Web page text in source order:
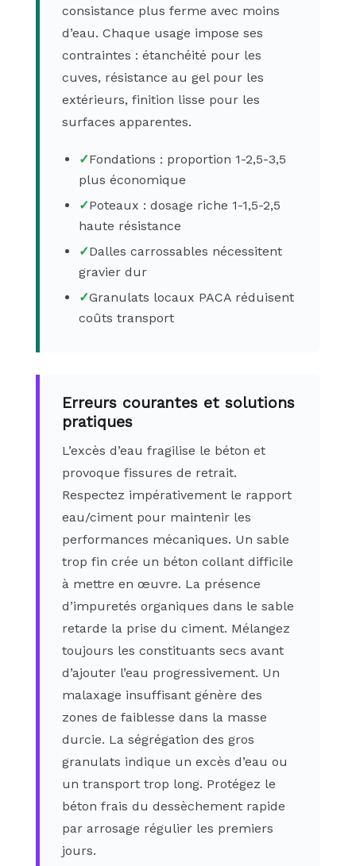
consistance plus ferme avec moins
d’eau. Chaque usage impose ses
contraintes : étanchéité pour les
cuves, résistance au gel pour les
extérieurs, finition lisse pour les
surfaces apparentes.
✓Fondations : proportion 1-2,5-3,5
plus économique
✓Poteaux : dosage riche 1-1,5-2,5
haute résistance
✓Dalles carrossables nécessitent
gravier dur
✓Granulats locaux PACA réduisent
coûts transport
Erreurs courantes et solutions
pratiques
L’excès d’eau fragilise le béton et
provoque fissures de retrait.
Respectez impérativement le rapport
eau/ciment pour maintenir les
performances mécaniques. Un sable
trop fin crée un béton collant difficile
à mettre en œuvre. La présence
d’impuretés organiques dans le sable
retarde la prise du ciment. Mélangez
toujours les constituants secs avant
d’ajouter l’eau progressivement. Un
malaxage insuffisant génère des
zones de faiblesse dans la masse
durcie. La ségrégation des gros
granulats indique un excès d’eau ou
un transport trop long. Protégez le
béton frais du dessèchement rapide
par arrosage régulier les premiers
jours.